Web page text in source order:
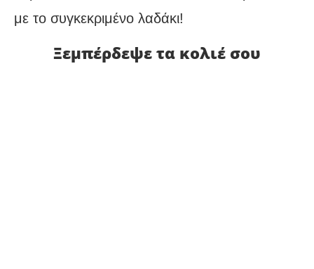
με το συγκεκριμένο λαδάκι!
Ξεμπέρδεψε τα κολιέ σου